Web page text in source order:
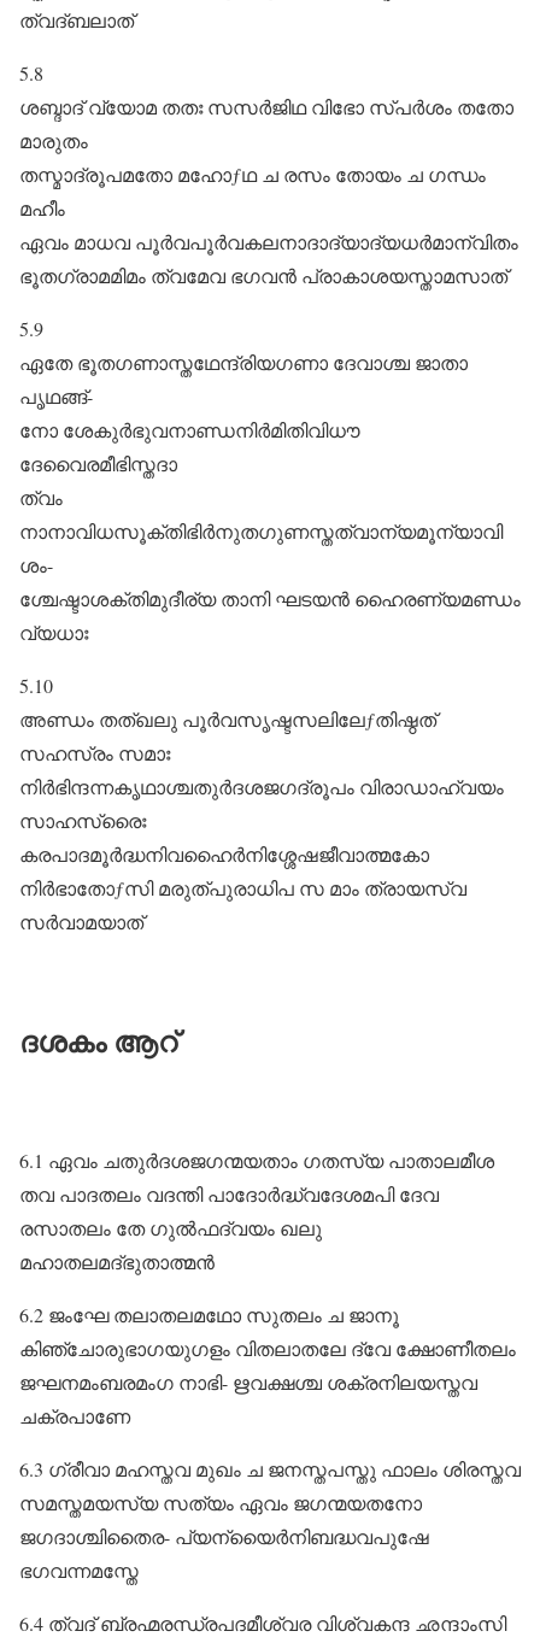
ത്വദ്ബലാത്‌
5.8
ശബ്ദാദ്‌ വ്യോമ തതഃ സസർജിഥ വിഭോ സ്പർശം തതോ
മാരുതം
തസ്മാദ്രൂപമതോ മഹോƒഥ ച രസം തോയം ച ഗന്ധം
മഹീം
ഏവം മാധവ പൂർവപൂർവകലനാദാദ്യാദ്യധർമാന്വിതം
ഭൂതഗ്രാമമിമം ത്വമേവ ഭഗവൻ പ്രാകാശയസ്താമസാത്‌
5.9
ഏതേ ഭൂതഗണാസ്തഥേന്ദ്രിയഗണാ ദേവാശ്ച ജാതാ
പൃഥങ്ങ്‌-
നോ ശേകുർഭുവനാണ്ഡനിർമിതിവിധൗ
ദേവൈരമീഭിസ്തദാ
ത്വം
നാനാവിധസൂക്തിഭിർനുതഗുണസ്തത്വാന്യമൂന്യാവി
ശം-
ശ്ചേഷ്ടാശക്തിമുദീര്യ താനി ഘടയൻ ഹൈരണ്യമണ്ഡം
വ്യധാഃ
5.10
അണ്ഡം തത്ഖലു പൂർവസൃഷ്ടസലിലേƒതിഷ്ഠത്‌
സഹസ്രം സമാഃ
നിർഭിന്ദന്നകൃഥാശ്ചതുർദശജഗദ്രൂപം വിരാഡാഹ്വയം
സാഹസ്രൈഃ
കരപാദമൂർദ്ധനിവഹൈർനിശ്ശേഷജീവാത്മകോ
നിർഭാതോƒസി മരുത്പുരാധിപ സ മാം ത്രായസ്വ
സർവാമയാത്‌
ദശകം ആറ്
6.1 ഏവം ചതുർദശജഗന്മയതാം ഗതസ്യ പാതാലമീശ
തവ പാദതലം വദന്തി പാദോർദ്ധ്വദേശമപി ദേവ
രസാതലം തേ ഗുൽഫദ്വയം ഖലു
മഹാതലമദ്ഭുതാത്മൻ
6.2 ജംഘേ തലാതലമഥോ സുതലം ച ജാനൂ
കിഞ്ചോരുഭാഗയുഗളം വിതലാതലേ ദ്വേ ക്ഷോണീതലം
ജഘനമംബരമംഗ നാഭി- ഋവക്ഷശ്ച ശക്രനിലയസ്തവ
ചക്രപാണേ
6.3 ഗ്രീവാ മഹസ്തവ മുഖം ച ജനസ്തപസ്തു ഫാലം ശിരസ്തവ
സമസ്തമയസ്യ സത്യം ഏവം ജഗന്മയതനോ
ജഗദാശ്ചിതൈര- പ്യന്യൈർനിബദ്ധവപുഷേ
ഭഗവന്നമസ്തേ
6.4 ത്വദ്‌ ബ്രഹ്മരന്ധ്രപദമീശ്വര വിശ്വകന്ദ ഛന്ദാംസി